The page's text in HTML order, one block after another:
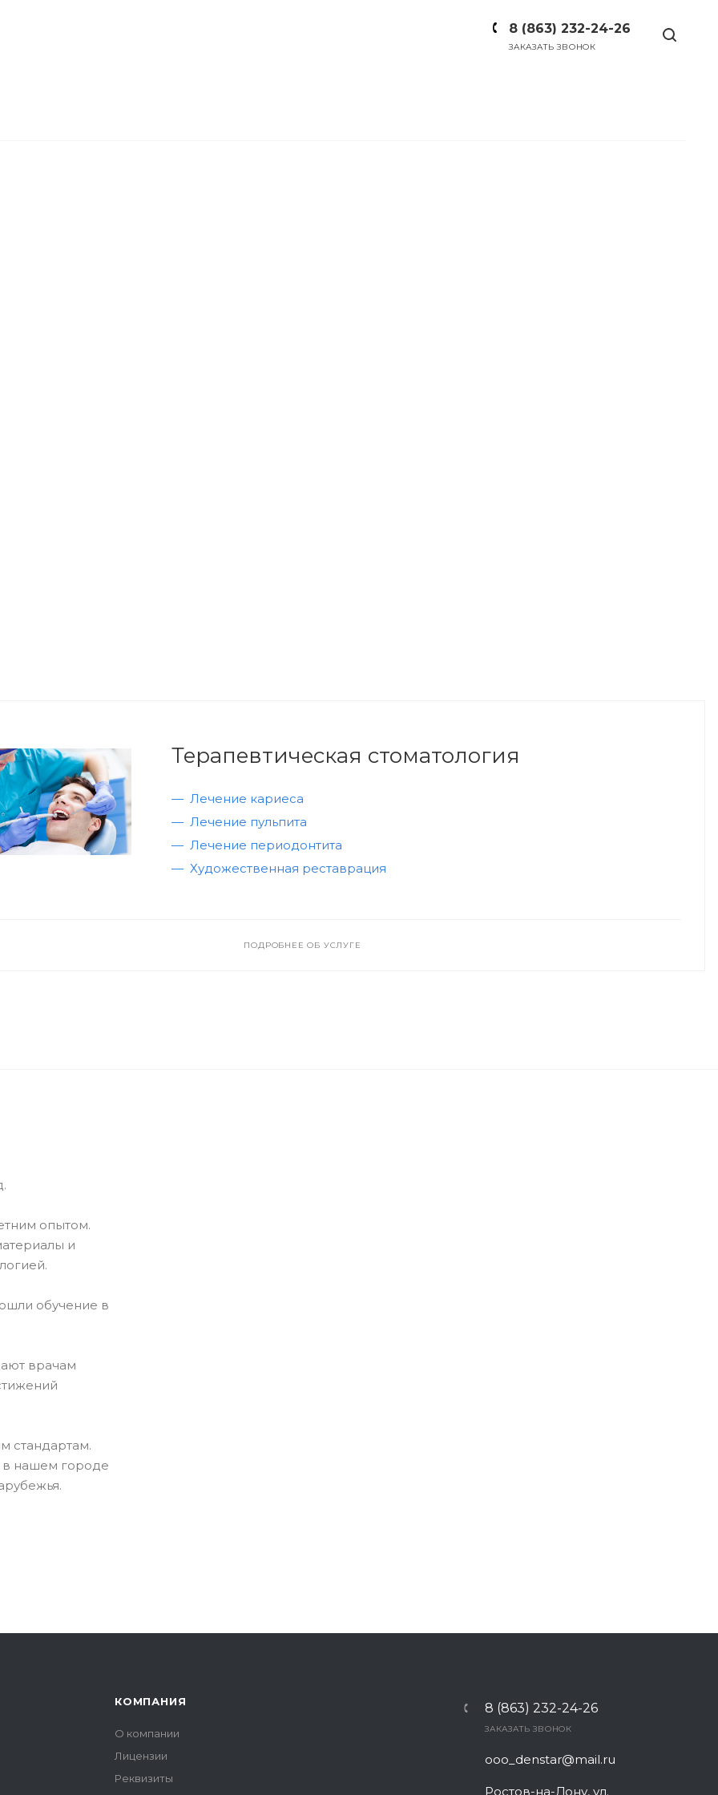
8 (863) 232-24-26
ЗАКАЗАТЬ ЗВОНОК
Терапевтическая стоматология
Лечение кариеса
Лечение пульпита
Лечение периодонтита
Художественная реставрация
ПОДРОБНЕЕ ОБ УСЛУГЕ
опытом.
и
обучение в
врачам
стандартам.
в нашем городе
КОМПАНИЯ
О компании
Лицензии
Реквизиты
8 (863) 232-24-26
ЗАКАЗАТЬ ЗВОНОК
ooo_denstar@mail.ru
Ростов-на-Дону, ул.